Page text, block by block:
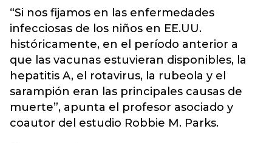
“Si nos fijamos en las enfermedades
infecciosas de los niños en EE.UU.
históricamente, en el período anterior a
que las vacunas estuvieran disponibles, la
hepatitis A, el rotavirus, la rubeola y el
sarampión eran las principales causas de
muerte”, apunta el profesor asociado y
coautor del estudio Robbie M. Parks.